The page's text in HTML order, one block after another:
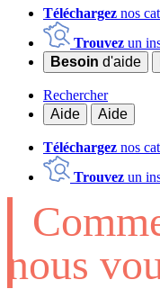
Téléchargez nos
Trouvez un
Besoin d'aide
Rechercher
Aide
Aide
Téléchargez nos
Trouvez un
nous